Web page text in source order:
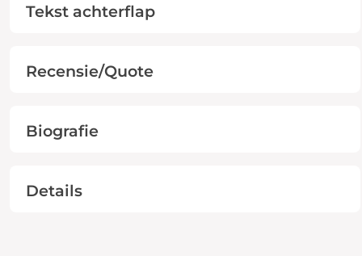
Tekst achterflap
Recensie/Quote
Biografie
Details